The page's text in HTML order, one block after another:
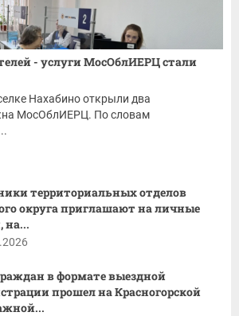
- услуги МосОблИЕРЦ стали
Нахабино открыли два
МосОблИЕРЦ. По словам
территориальных отделов
округа приглашают на личные
на...
в формате выездной
прошел на Красногорской